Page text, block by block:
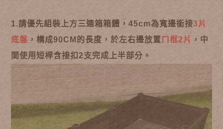
1.請優先組裝上方三連箱箱體，45cm為寬邊銜接3片
底盤 ，構成90CM的長度，於左右邊放置 ㄇ框2片 ，中
間使用短桿含接扣2支完成上半部分。